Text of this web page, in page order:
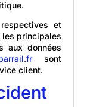
et
principales
aux données
sont
client.